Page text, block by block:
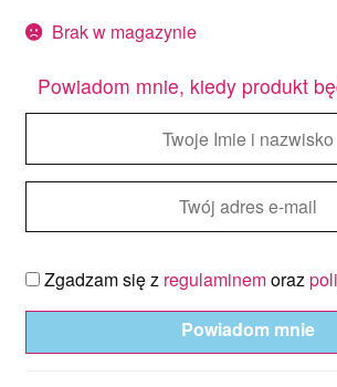
Brak w magazynie
Powiadom mnie, kiedy produkt
Zgadzam się z regulaminemoraz
Powiadom mnie